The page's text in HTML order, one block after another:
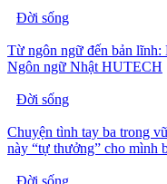
Đời sống
Từ ngôn ngữ đến bản lĩnh:
Ngôn ngữ Nhật HUTECH
Đời sống
Chuyện tình tay ba trong
này “tự thưởng” cho mình
Đời sống